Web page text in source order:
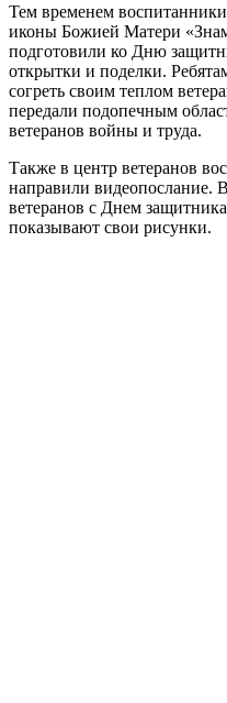
Тем временем
иконы Божией Матери
подготовили ко Дню
открытки и поделки.
согреть своим теплом
передали подопечным
ветеранов войны и труда.
Также в центр ветеранов
направили видеопослание.
ветеранов с Днем
показывают свои рисунки.